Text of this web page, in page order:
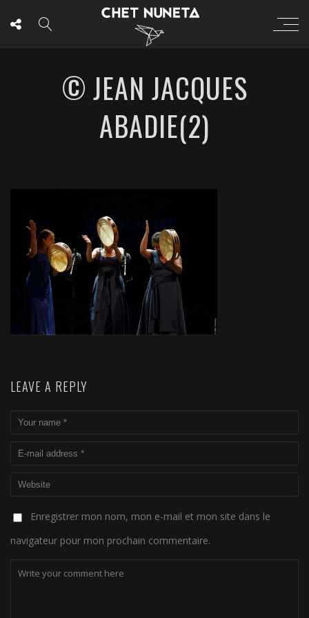
© JEAN JACQUES
ABADIE(2)
LEAVE A REPLY
Enregistrer mon nom, mon e-mail et mon site dans le
navigateur pour mon prochain commentaire.